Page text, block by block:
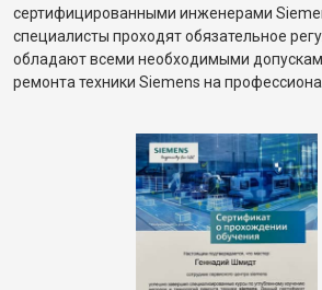
сертифицированными инженерами
специалисты проходят обязательное
обладают всеми необходимыми
ремонта техники Siemens на